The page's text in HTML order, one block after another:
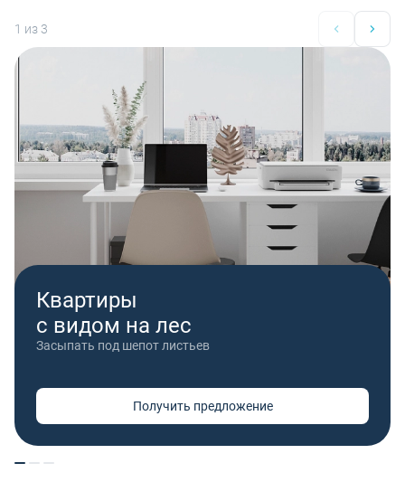
1 из 3
Квартиры
с видом на лес
Засыпать под шепот листьев
Получить предложение